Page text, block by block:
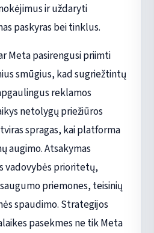
ir uždaryti
paskyras bei tinklus.
Meta pasirengusi priimti
smūgius, kad sugriežtintų
reklamos
netolygų priežiūros
spragas, kai platforma
augimo. Atsakymas
vadovybės prioritetų,
priemones, teisinių
spaudimo. Strategijos
pasekmes ne tik Meta